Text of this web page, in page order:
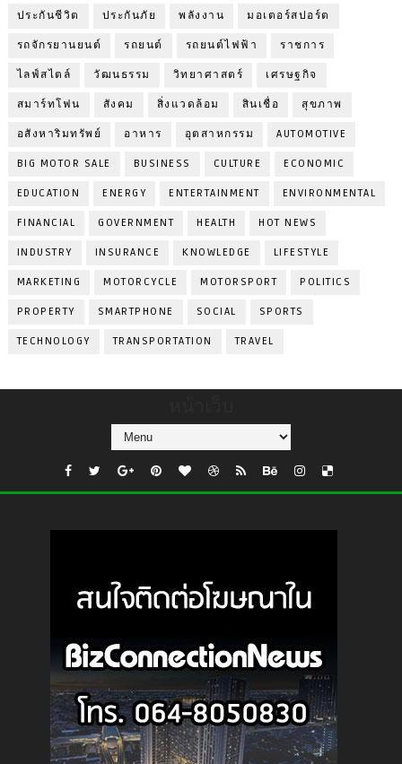
ประกันชีวิต ประกันภัย พลังงาน มอเตอร์สปอร์ต
รถจักรยานยนต์ รถยนต์ รถยนต์ไฟฟ้า ราชการ
ไลฟ์สไตล์ วัฒนธรรม วิทยาศาสตร์ เศรษฐกิจ
สมาร์ทโฟน สังคม สิ่งแวดล้อม สินเชื่อ สุขภาพ
อสังหาริมทรัพย์ อาหาร อุตสาหกรรม AUTOMOTIVE
BIG MOTOR SALE BUSINESS CULTURE ECONOMIC
EDUCATION ENERGY ENTERTAINMENT ENVIRONMENTAL
FINANCIAL GOVERNMENT HEALTH HOT NEWS
INDUSTRY INSURANCE KNOWLEDGE LIFESTYLE
MARKETING MOTORCYCLE MOTORSPORT POLITICS
PROPERTY SMARTPHONE SOCIAL SPORTS
TECHNOLOGY TRANSPORTATION TRAVEL